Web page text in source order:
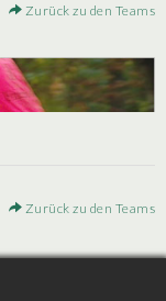
Zurück zu den Teams
Zurück zu den Teams